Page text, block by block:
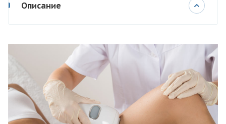
Описание